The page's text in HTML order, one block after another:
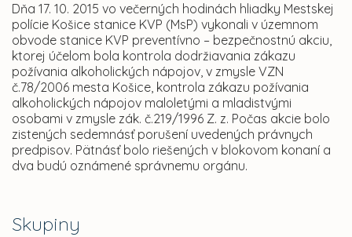
Skupiny
Dňa 17. 10. 2015 vo večerných hodinách hliadky Mestskej
polície Košice stanice KVP (MsP) vykonali v územnom
obvode stanice KVP preventívno – bezpečnostnú akciu,
ktorej účelom bola kontrola dodržiavania zákazu
požívania alkoholických nápojov, v zmysle VZN
č.78/2006 mesta Košice, kontrola zákazu požívania
alkoholických nápojov maloletými a mladistvými
osobami v zmysle zák. č.219/1996 Z. z. Počas akcie bolo
zistených sedemnásť porušení uvedených právnych
predpisov. Pätnásť bolo riešených v blokovom konaní a
dva budú oznámené správnemu orgánu.